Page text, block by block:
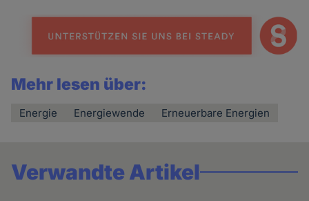
Mehr lesen über:
Energie Energiewende Erneuerbare Energien
Verwandte Artikel